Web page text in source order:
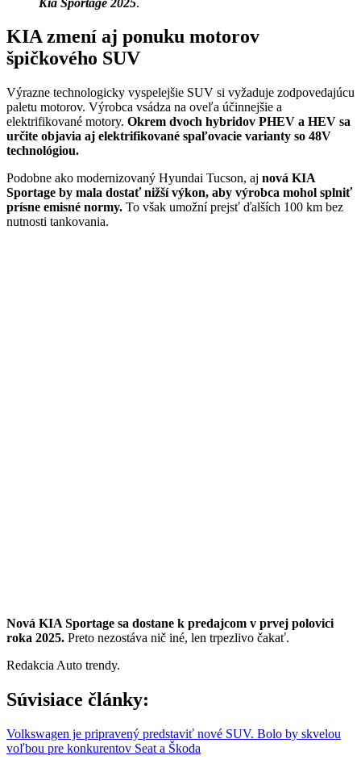
KIA zmení aj ponuku motorov
špičkového SUV
Výrazne technologicky vyspelejšie SUV si vyžaduje zodpovedajúcu
paletu motorov. Výrobca vsádza na oveľa účinnejšie a
elektrifikované motory. Okrem dvoch hybridov PHEV a HEV sa
určite objavia aj elektrifikované spaľovacie varianty so 48V
technológiou.
Podobne ako modernizovaný Hyundai Tucson, aj nová KIA
Sportage by mala dostať nižší výkon, aby výrobca mohol splniť
prísne emisné normy. To však umožní prejsť ďalších 100 km bez
nutnosti tankovania.
Nová KIA Sportage sa dostane k predajcom v prvej polovici
roka 2025. Preto nezostáva nič iné, len trpezlivo čakať.
Redakcia Auto trendy.
Súvisiace články:
Volkswagen je pripravený predstaviť nové SUV. Bolo by skvelou
voľbou pre konkurentov Seat a Škoda